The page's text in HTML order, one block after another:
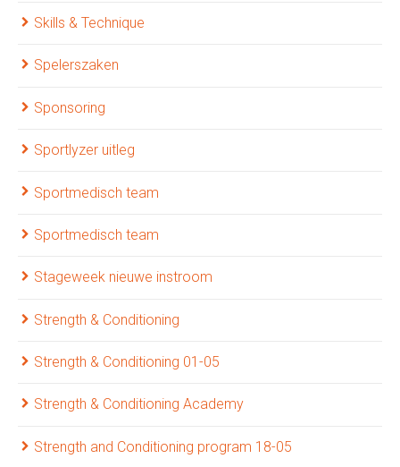
Skills & Technique
Spelerszaken
Sponsoring
Sportlyzer uitleg
Sportmedisch team
Sportmedisch team
Stageweek nieuwe instroom
Strength & Conditioning
Strength & Conditioning 01-05
Strength & Conditioning Academy
Strength and Conditioning program 18-05